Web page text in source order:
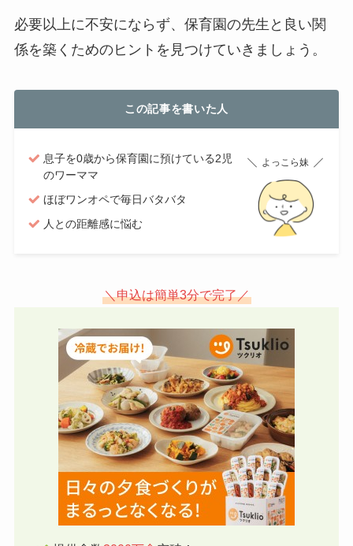
必要以上に不安にならず、保育園の先生と良い関
係を築くためのヒントを見つけていきましょう。
この記事を書いた人
息子を0歳から保育園に預けている2児
のワーママ
ほぼワンオペで毎日バタバタ
人との距離感に悩む
よっこら妹
＼申込は簡単3分で完了／